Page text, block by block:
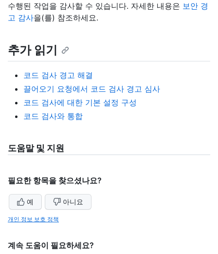
수행된 작업을 감사할 수 있습니다. 자세한 내용은 보안 경
고 감사을(를) 참조하세요.
추가 읽기
코드 검사 경고 해결
끌어오기 요청에서 코드 검사 경고 심사
코드 검사에 대한 기본 설정 구성
코드 검사와 통합
도움말 및 지원
필요한 항목을 찾으셨나요?
예 아니요
개인 정보 보호 정책
계속 도움이 필요하세요?